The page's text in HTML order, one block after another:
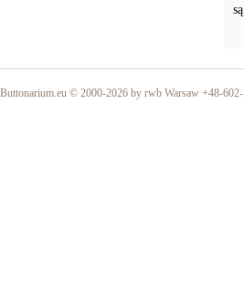
Buttonarium.eu © 2000-2026 by rwb Warsaw +48-